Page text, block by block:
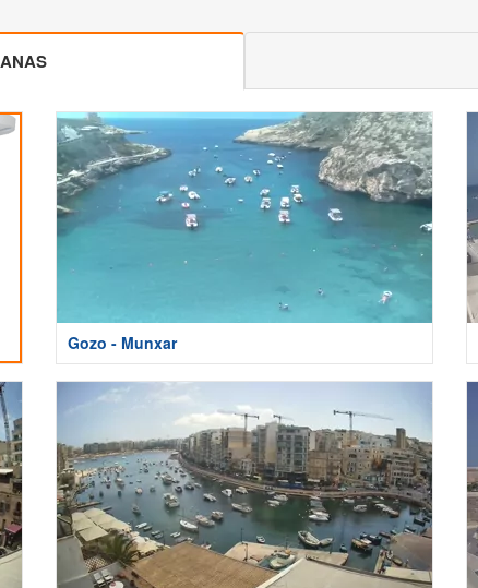
Gozo - Munxar